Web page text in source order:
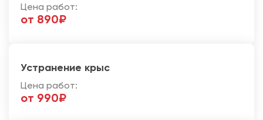
Цена работ:
от 890₽
Устранение крыс
Цена работ:
от 990₽